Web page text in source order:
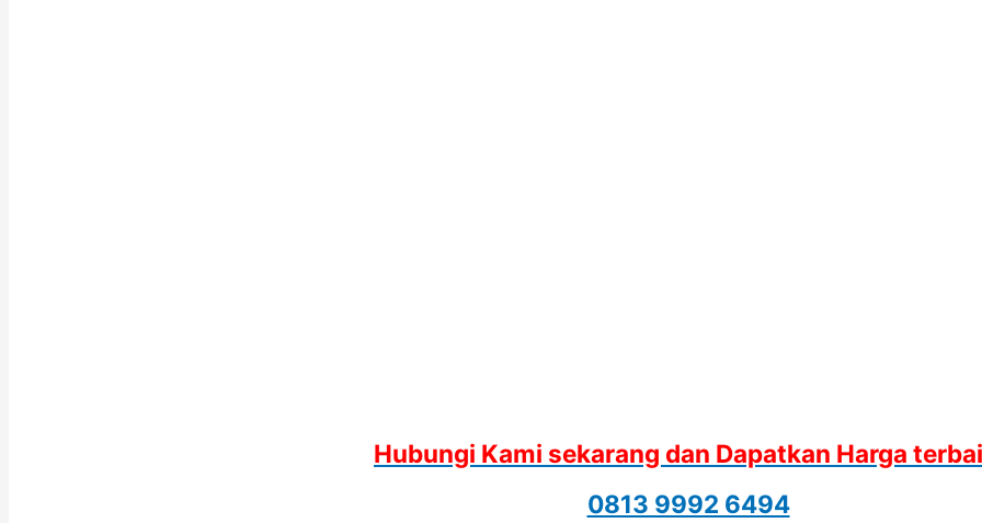
Hubungi Kami sekarang dan Dapatkan Harga
0813 9992 6494